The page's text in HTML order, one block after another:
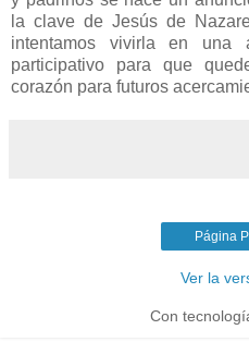
la clave de Jesús de
intentamos vivirla en una
participativo para que
corazón para futuros
Página
Ver la
Con